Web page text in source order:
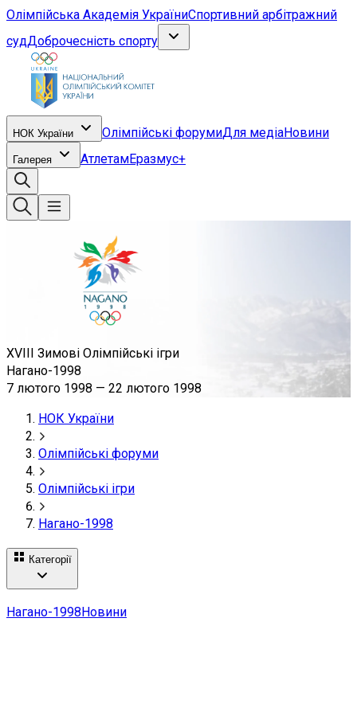
Олімпійська Академія УкраїниСпортивний арбітражний
судДоброчесність спорту
НОК України Олімпійські форумиДля медіаНовини
Галерея АтлетамЕразмус+
XVIII Зимові Олімпійські ігри
Нагано-1998
7 лютого 1998 — 22 лютого 1998
НОК України
Олімпійські форуми
Олімпійські ігри
Нагано-1998
Категорії
Нагано-1998 Новини